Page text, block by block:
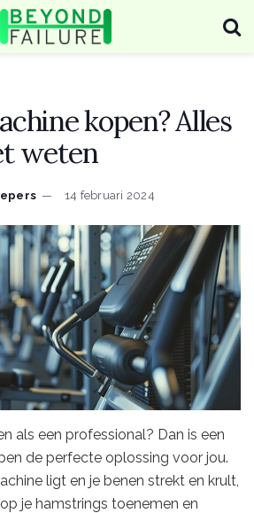
kopen? Alles
weten
14 februari 2024
als een professional? Dan is een
de perfecte oplossing voor jou.
ligt en je benen strekt en krult,
je hamstrings toenemen en